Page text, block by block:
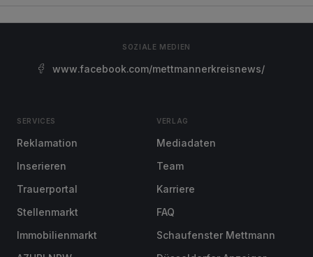
SOZIALE MEDIEN
www.facebook.com/mettmannerkreisnews/
SERVICES
Reklamation
Inserieren
Trauerportal
Stellenmarkt
Immobilienmarkt
VERLAG
Mediadaten
Team
Karriere
FAQ
Schaufenster Mettmann